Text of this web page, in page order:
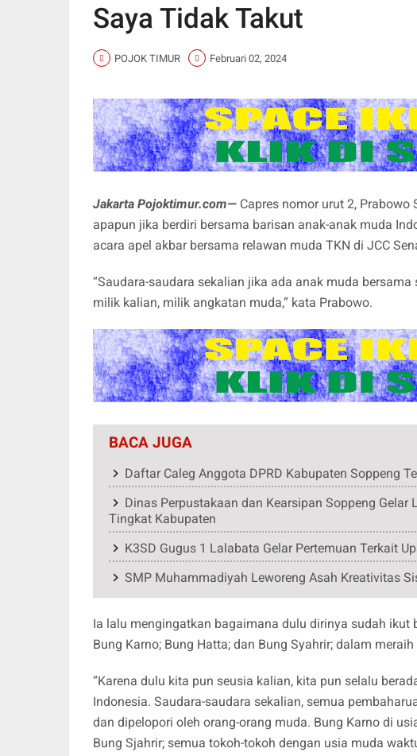
Saya Tidak Takut
POJOK TIMUR Februari 02, 2024
Jakarta Pojoktimur.com— Capres nomor urut 2,
apapun jika berdiri bersama barisan anak-anak muda
acara apel akbar bersama relawan muda TKN di JCC
“Saudara-saudara sekalian jika ada anak muda
milik kalian, milik angkatan muda,” kata Prabowo.
BACA JUGA
Daftar Caleg Anggota DPRD Kabupaten Soppeng
Dinas Perpustakaan dan Kearsipan Soppeng Gelar
Tingkat Kabupaten
K3SD Gugus 1 Lalabata Gelar Pertemuan Terkait
SMP Muhammadiyah Leworeng Asah Kreativitas
Ia lalu mengingatkan bagaimana dulu dirinya sudah ikut
Bung Karno; Bung Hatta; dan Bung Syahrir; dalam
“Karena dulu kita pun seusia kalian, kita pun selalu
Indonesia. Saudara-saudara sekalian, semua
dan dipelopori oleh orang-orang muda. Bung Karno di
Bung Sjahrir; semua tokoh-tokoh dengan usia muda